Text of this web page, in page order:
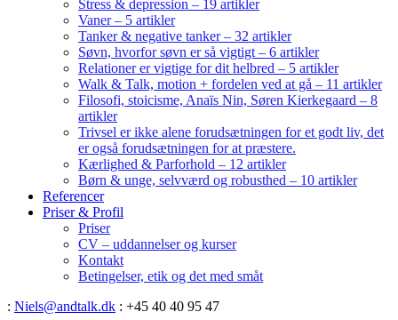
Stress & depression – 19 artikler
Vaner – 5 artikler
Tanker & negative tanker – 32 artikler
Søvn, hvorfor søvn er så vigtigt – 6 artikler
Relationer er vigtige for dit helbred – 5 artikler
Walk & Talk, motion + fordelen ved at gå – 11 artikler
Filosofi, stoicisme, Anaïs Nin, Søren Kierkegaard – 8
artikler
Trivsel er ikke alene forudsætningen for et godt liv, det
er også forudsætningen for at præstere.
Kærlighed & Parforhold – 12 artikler
Børn & unge, selvværd og robusthed – 10 artikler
Referencer
Priser & Profil
Priser
CV – uddannelser og kurser
Kontakt
Betingelser, etik og det med småt
: Niels@andtalk.dk : +45 40 40 95 47